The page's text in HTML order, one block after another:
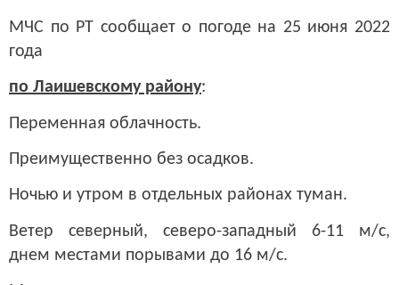
МЧС по РТ сообщает о погоде на 25 июня 2022
года
по Лаишевскому району:
Переменная облачность.
Преимущественно без осадков.
Ночью и утром в отдельных районах туман.
Ветер северный, северо-западный 6-11 м/с,
днем местами порывами до 16 м/с.